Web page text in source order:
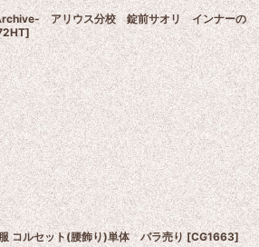
アリウス分校 錠前サオリ インナーの
]
コルセット(腰飾り)単体 バラ売り [CG1663]